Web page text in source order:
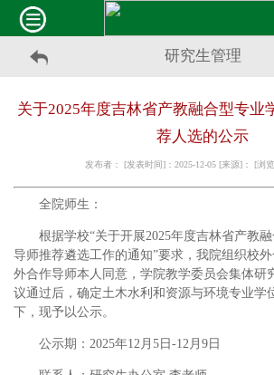
研究生管理
关于2025年度吉林省产教融合型专业
荐人选的公示
发布者： [发表时间]：2025-12-05 [来源]： [浏
全院师生：
根据学校“关于开展2025年度吉林省产教
导师推荐遴选工作的通知”要求，我院组织校
外合作导师本人同意，学院教学委员会集体研
议通过后，确定土木水利和资源与环境专业学
下，现予以公示。
公示期：2025年12月5日-12月9日